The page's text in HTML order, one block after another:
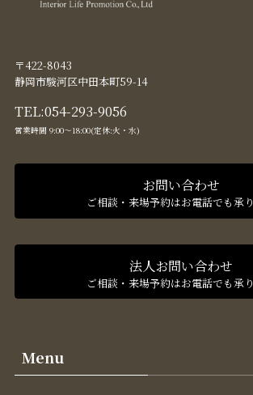
〒422-8043
静岡市駿河区中田本町59-14
TEL:054-293-9056
営業時間 9:00〜18:00(定休:火・水)
お問い合わせ
ご相談・来場予約はお電話でも承
法人お問い合わせ
ご相談・来場予約はお電話でも承
Menu